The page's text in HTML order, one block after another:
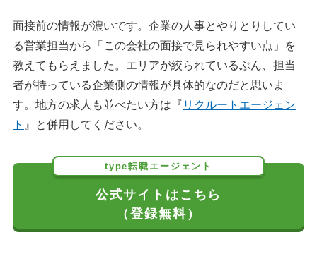
面接前の情報が濃いです。企業の人事とやりとりしてい
る営業担当から「この会社の面接で見られやすい点」を
教えてもらえました。エリアが絞られているぶん、担当
者が持っている企業側の情報が具体的なのだと思いま
す。地方の求人も並べたい方は『 リクルートエージェン
ト 』と併用してください。
type転職エージェント
公式サイトはこちら
（登録無料）